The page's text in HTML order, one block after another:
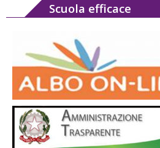
Scuola efficace